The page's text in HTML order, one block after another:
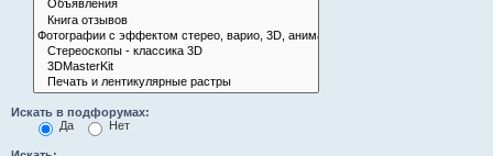
Искать в подфорумах:
Да
Нет